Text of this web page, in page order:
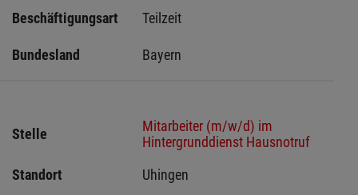
Beschäftigungsart Teilzeit
Bundesland Bayern
Stelle
Mitarbeiter (m/w/d) im
Hintergrunddienst Hausnotruf
Standort
Uhingen